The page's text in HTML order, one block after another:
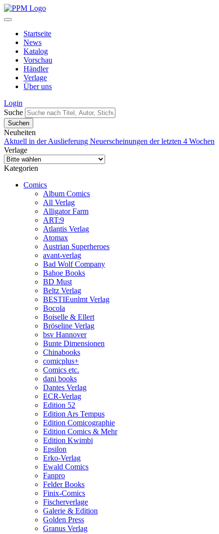
Startseite
News
Katalog
Vorschau
Händler
Verlage
Über uns
Login
Suche
Neuheiten
Aktuell in der Auslieferung Neuerscheinungen der letzten 4 Wochen
Verlage
Kategorien
Comics
Album Comics
All Verlag
Alligator Farm
ART:9
Atlantis Verlag
Atomax
Austrian Superheroes
avant-verlag
Bad Wolf Company
Bahoe Books
BD Must
Beltz Verlag
BESTIEunlmt Verlag
Bocola
Boiselle & Ellert
Bröseline Verlag
bsv Hannover
Bunte Dimensionen
Chinabooks
comicplus+
Comics etc.
dani books
Dantes Verlag
ECR-Verlag
Edition 52
Edition Ars Tempus
Edition Comicographie
Edition Comics & Mehr
Edition Kwimbi
Epsilon
Erko-Verlag
Ewald Comics
Fanpro
Felder Books
Finix-Comics
Fischerverlage
Galerie & Edition
Golden Press
Granus Verlag